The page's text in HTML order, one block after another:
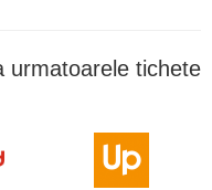
urmatoarele tichete